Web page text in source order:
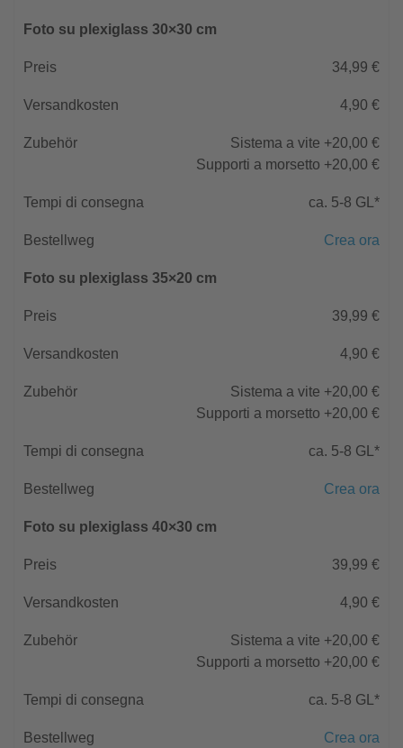
Foto su plexiglass 30×30 cm
34,99 €
4,90 €
Sistema a vite +20,00 €
Supporti a morsetto +20,00 €
ca. 5-8 GL*
Crea ora
Foto su plexiglass 35×20 cm
39,99 €
4,90 €
Sistema a vite +20,00 €
Supporti a morsetto +20,00 €
ca. 5-8 GL*
Crea ora
Foto su plexiglass 40×30 cm
39,99 €
4,90 €
Sistema a vite +20,00 €
Supporti a morsetto +20,00 €
ca. 5-8 GL*
Crea ora